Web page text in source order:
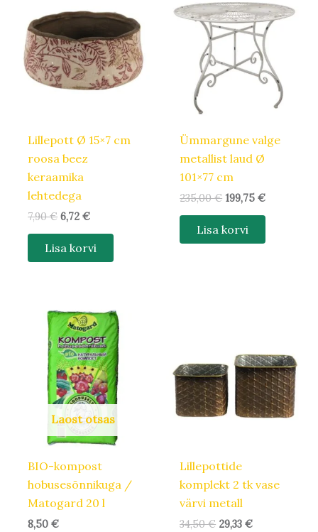
Lillepott Ø 15×7 cm
roosa beez
keraamika
lehtedega
7,90€
oli:
7,90 €.
6,72€
on:
6,72 €.
Lisa korvi
Ümmargune valge
metallist laud Ø
101×77 cm
235,00€
oli:
235,00 €.
199,75€
on:
199,75 €.
Lisa korvi
Laost otsas
BIO-kompost
hobusesõnnikuga /
Matogard 20 l
8,50€
Lillepottide
komplekt 2 tk vase
värvi metall
34,50€
34,50 €.
29,33€
29,33 €.